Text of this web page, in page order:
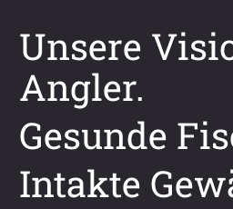
Unsere
Angler.
Gesunde
Intakte